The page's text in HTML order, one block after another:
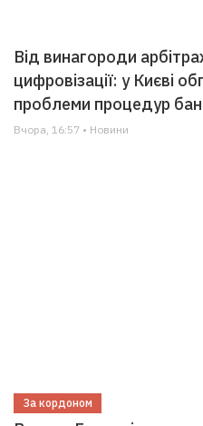
Від винагороди
цифровізації: у Києві
проблеми процедур
Вчора, 16:57 • Новини
За кордоном